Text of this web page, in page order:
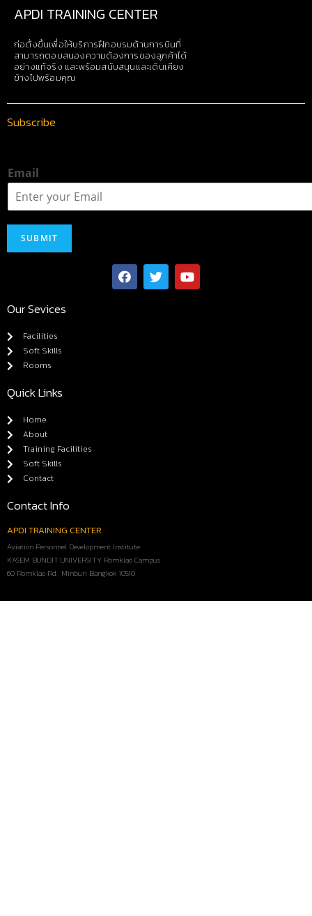
APDI TRAINING CENTER
ก่อตั้งขึ้นเพื่อให้บริการฝึกอบรมด้านการบินที่
สามารถตอบสนองความต้องการของลูกค้าได้
อย่างแท้จริง และพร้อมสนับสนุนและเดินเคียง
ข้างไปพร้อมคุณ
Subscribe
Email
SUBMIT
Our Sevices
Facilities
Soft Skills
Rooms
Quick Links
Home
About
Training Facilities
Soft Skills
Contact
Contact Info
APDI TRAINING CENTER
Aviation Personnel Development Institute
KASEM BUNDIT UNIVERSITY Romklao Campus
60 Romklao Rd., Minburi Bangkok 10510